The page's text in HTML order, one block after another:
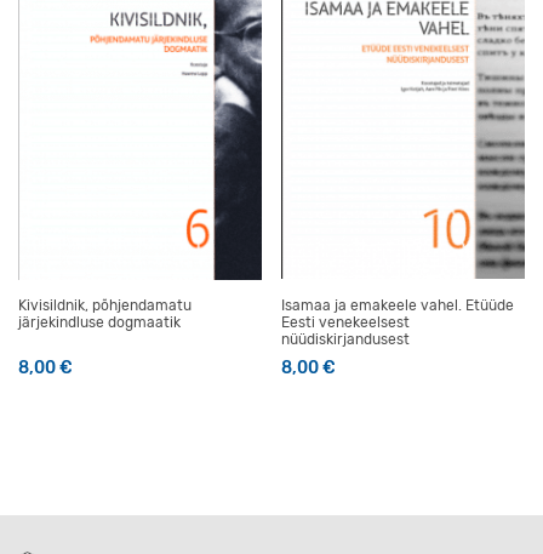
Kivisildnik, põhjendamatu
järjekindluse dogmaatik
8,00€
Isamaa ja emakeele vahel. Etüüde
Eesti venekeelsest
nüüdiskirjandusest
8,00€